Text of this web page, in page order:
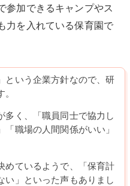
参加できるキャンプやス
力を入れている保育園で
という企業方針なので、研
多く、「職員同士で協力し
「職場の人間関係がいい」
めているようで、「保育計
い」といった声もありまし